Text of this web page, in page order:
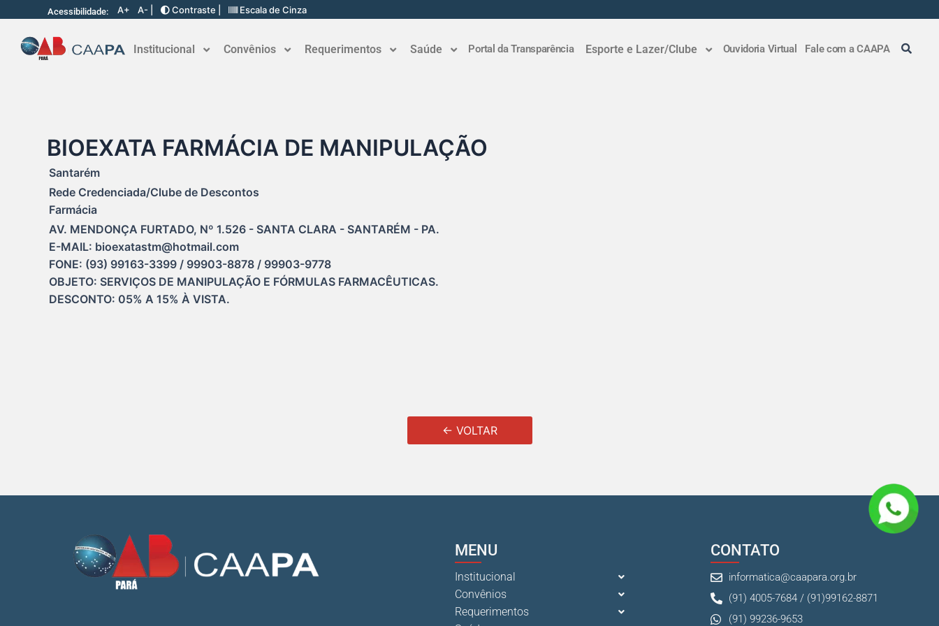
Acessibilidade: A+ A- | Contraste | Escala de Cinza
Institucional Convênios Requerimentos Saúde Portal da Transparência Esporte e Lazer/Clube Ouvidoria Virtual Fale com a CAAPA
BIOEXATA FARMÁCIA DE MANIPULAÇÃO
Santarém
Rede Credenciada/Clube de Descontos
Farmácia
AV. MENDONÇA FURTADO, Nº 1.526 - SANTA CLARA - SANTARÉM - PA.
E-MAIL: bioexatastm@hotmail.com
FONE: (93) 99163-3399 / 99903-8878 / 99903-9778
OBJETO: SERVIÇOS DE MANIPULAÇÃO E FÓRMULAS FARMACÊUTICAS.
DESCONTO: 05% A 15% À VISTA.
← VOLTAR
MENU
Institucional
Convênios
Requerimentos
CONTATO
informatica@caapara.org.br
(91) 4005-7684 / (91)99162-8871
(91) 99236-9653